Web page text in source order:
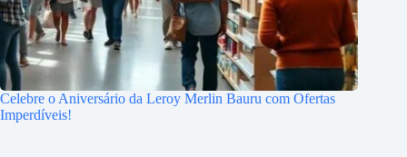
Celebre o Aniversário da Leroy Merlin Bauru com Ofertas
Imperdíveis!